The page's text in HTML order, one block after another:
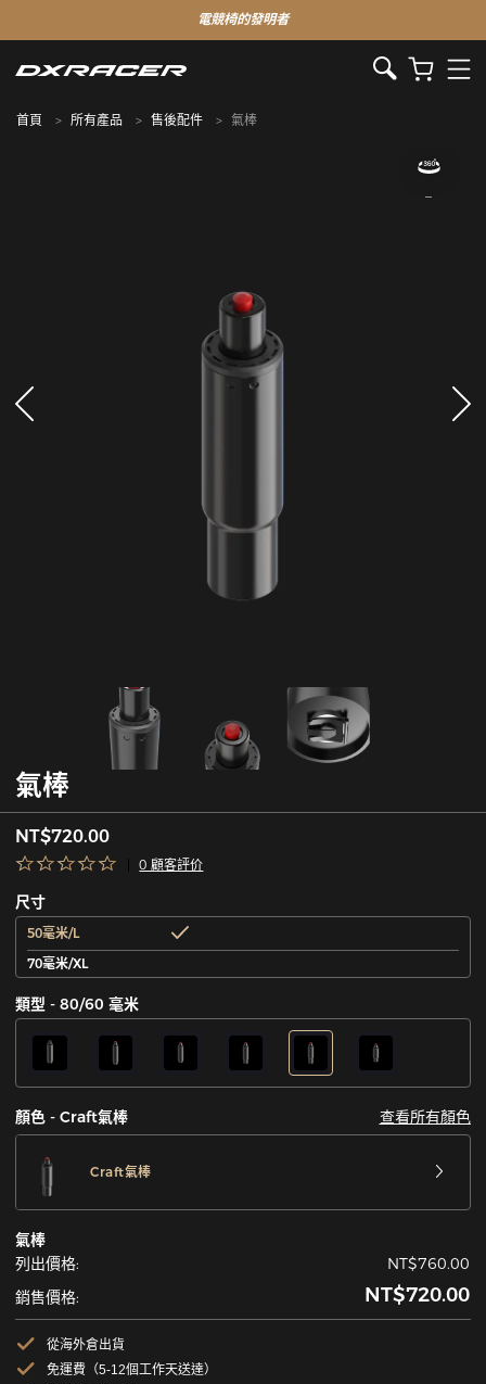
電競椅的發明者
首頁 所有產品 售後配件 氣棒
氣棒
NT$720.00
0 顧客評价
尺寸
50毫米/L
70毫米/XL
類型 - 80/60 毫米
顏色 - Craft氣棒 查看所有顏色
Craft氣棒
氣棒
列出價格:
NT$760.00
銷售價格:
NT$720.00
從海外倉出貨
免運費（5-12個工作天送達）